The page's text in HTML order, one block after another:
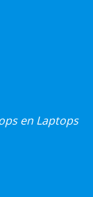
en Laptops